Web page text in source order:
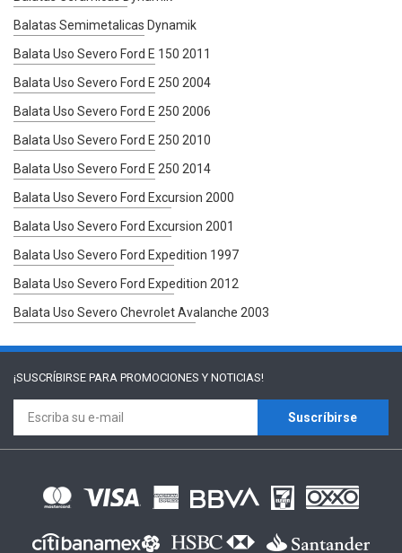
Balatas Semimetalicas Dynamik
Balata Uso Severo Ford E 150 2011
Balata Uso Severo Ford E 250 2004
Balata Uso Severo Ford E 250 2006
Balata Uso Severo Ford E 250 2010
Balata Uso Severo Ford E 250 2014
Balata Uso Severo Ford Excursion 2000
Balata Uso Severo Ford Excursion 2001
Balata Uso Severo Ford Expedition 1997
Balata Uso Severo Ford Expedition 2012
Balata Uso Severo Chevrolet Avalanche 2003
¡SUSCRÍBIRSE PARA PROMOCIONES Y NOTICIAS!
Suscríbirse